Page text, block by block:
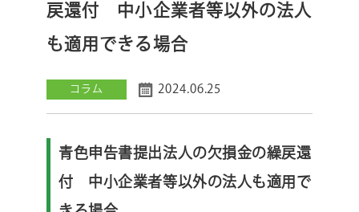
戻還付 中小企業者等以外の法人
も適用できる場合
コラム 2024.06.25
青色申告書提出法人の欠損金の繰戻還
付 中小企業者等以外の法人も適用で